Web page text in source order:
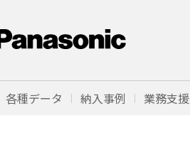
各種データ 納入事例 業務支援